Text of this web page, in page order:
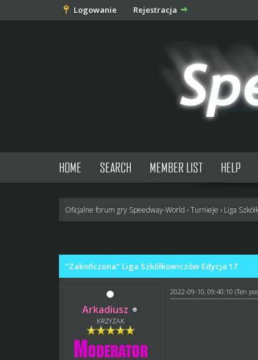
Logowanie Rejestracja
HOME SEARCH MEMBER LIST HELP
Oficjalne forum gry Speedway-World ›Turnieje › Liga
"Zakończona" Liga Szkółkowiczów Edycja 17
Arkadiusz
KRZYZAK
2022-09-10, 09:40:10 (Ten